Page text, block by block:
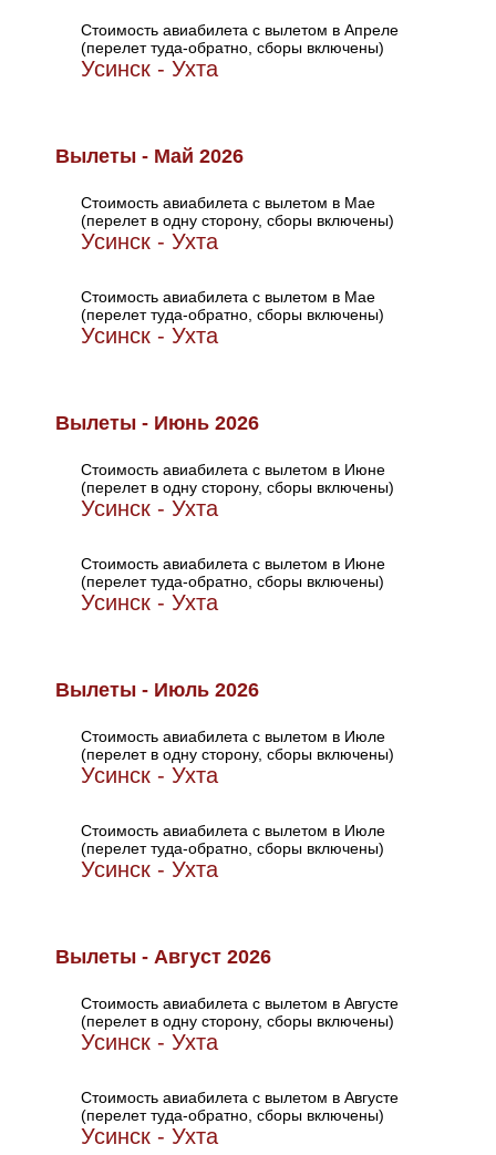
Стоимость авиабилета с вылетом в Апреле
(перелет туда-обратно, сборы включены)
Усинск - Ухта
Вылеты - Май 2026
Стоимость авиабилета с вылетом в Мае
(перелет в одну сторону, сборы включены)
Усинск - Ухта
Стоимость авиабилета с вылетом в Мае
(перелет туда-обратно, сборы включены)
Усинск - Ухта
Вылеты - Июнь 2026
Стоимость авиабилета с вылетом в Июне
(перелет в одну сторону, сборы включены)
Усинск - Ухта
Стоимость авиабилета с вылетом в Июне
(перелет туда-обратно, сборы включены)
Усинск - Ухта
Вылеты - Июль 2026
Стоимость авиабилета с вылетом в Июле
(перелет в одну сторону, сборы включены)
Усинск - Ухта
Стоимость авиабилета с вылетом в Июле
(перелет туда-обратно, сборы включены)
Усинск - Ухта
Вылеты - Август 2026
Стоимость авиабилета с вылетом в Августе
(перелет в одну сторону, сборы включены)
Усинск - Ухта
Стоимость авиабилета с вылетом в Августе
(перелет туда-обратно, сборы включены)
Усинск - Ухта